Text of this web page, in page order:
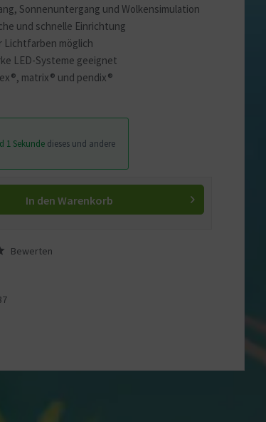
Sonnenuntergang und Wolkensimulation
und schnelle Einrichtung
Lichtfarben möglich
LED-Systeme geeignet
matrix® und pendix®
0 Sekundendieses und andere
In den Warenkorb
Bewerten